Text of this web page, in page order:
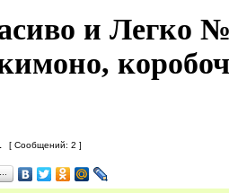
и Легко
[ Сообщений: 2 ]